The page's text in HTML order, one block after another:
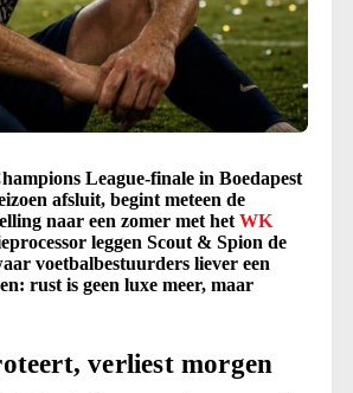
League-finale in Boedapest
afsluit, begint meteen de
naar een zomer met het WK
leggen Scout & Spion de
voetbalbestuurders liever een
rust is geen luxe meer, maar
verliest morgen